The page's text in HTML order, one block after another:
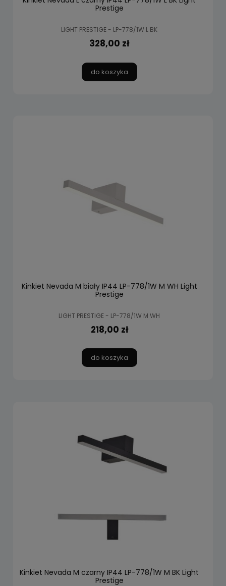
Prestige
LIGHT PRESTIGE - LP-778/1W L BK
328,00 zł
do koszyka
Kinkiet Nevada M biały IP44 LP-778/1W M WH Light
Prestige
LIGHT PRESTIGE - LP-778/1W M WH
218,00 zł
do koszyka
Kinkiet Nevada M czarny IP44 LP-778/1W M BK Light
Prestige